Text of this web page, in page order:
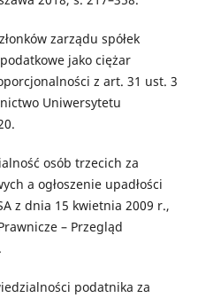
zarządu spółek
jako ciężar
z art. 31 ust. 3
Uniwersytetu
osób trzecich za
a ogłoszenie upadłości
z dnia 15 kwietnia 2009 r.,
– Przegląd
podatnika za